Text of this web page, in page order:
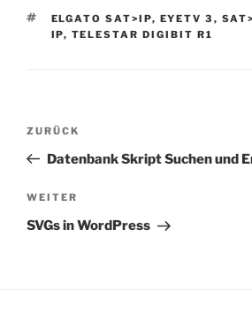
SCHLAGWÖRTER
ELGATO SAT>IP, EYETV 3 ,
IP, TELESTAR DIGIBIT R1
Beitragsnavigation
Vorheriger
Beitrag
ZURÜCK
Datenbank Skript Suchen und
Nächster
Beitrag
WEITER
SVGs in WordPress